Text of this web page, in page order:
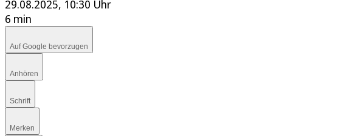
29.08.2025, 10:30 Uhr
6 min
Auf Google bevorzugen
Anhören
Schrift
Merken